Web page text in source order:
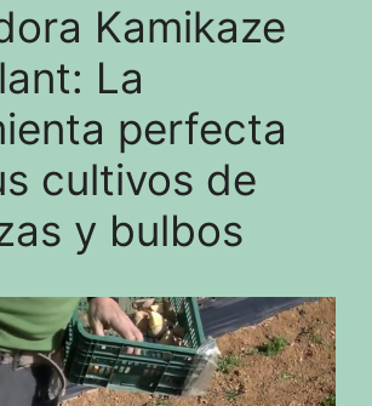
Kamikaze
La
perfecta
cultivos de
y bulbos